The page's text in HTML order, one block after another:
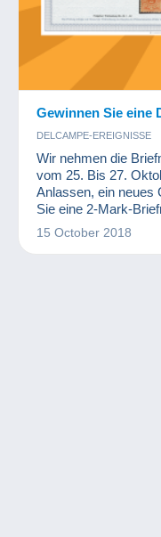
Gewinnen Sie eine
DELCAMPE-EREIGNISSE
Wir nehmen die
vom 25. Bis 27.
Anlassen, ein neues
Sie eine 2-Mark-
gewinnen können.
15 October 2018